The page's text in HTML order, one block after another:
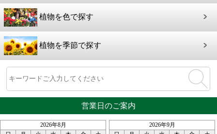
植物を色で探す
植物を季節で探す
営業日のご案内